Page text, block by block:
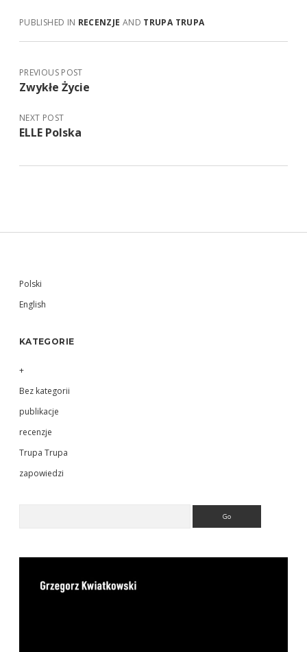
PUBLISHED IN RECENZJE AND TRUPA TRUPA
PREVIOUS POST
Zwykłe Życie
NEXT POST
ELLE Polska
Sidebar
Polski
English
KATEGORIE
+
Bez kategorii
publikacje
recenzje
Trupa Trupa
zapowiedzi